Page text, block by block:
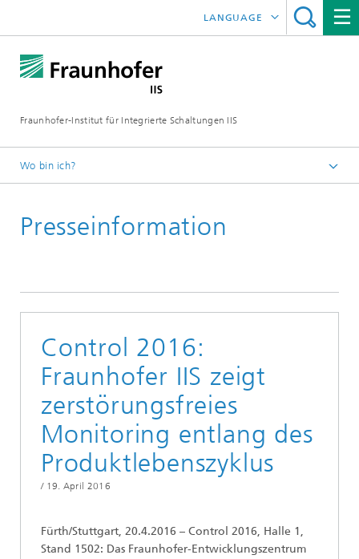
Fraunhofer-Institut für Integrierte Schaltungen IIS
LANGUAGE
中文
Wo bin ich?
News / Presse
Presseinformation
Control 2016:
Fraunhofer IIS zeigt
zerstörungsfreies
Monitoring entlang des
Produktlebenszyklus
/ 19. April 2016
Fürth/Stuttgart, 20.4.2016 – Control 2016, Halle 1,
Stand 1502: Das Fraunhofer-Entwicklungszentrum